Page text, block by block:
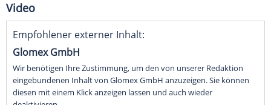
Video
Empfohlener externer Inhalt:
Glomex GmbH
Wir benötigen Ihre Zustimmung, um den von unserer Redaktion
eingebundenen Inhalt von Glomex GmbH anzuzeigen. Sie können
diesen mit einem Klick anzeigen lassen und auch wieder